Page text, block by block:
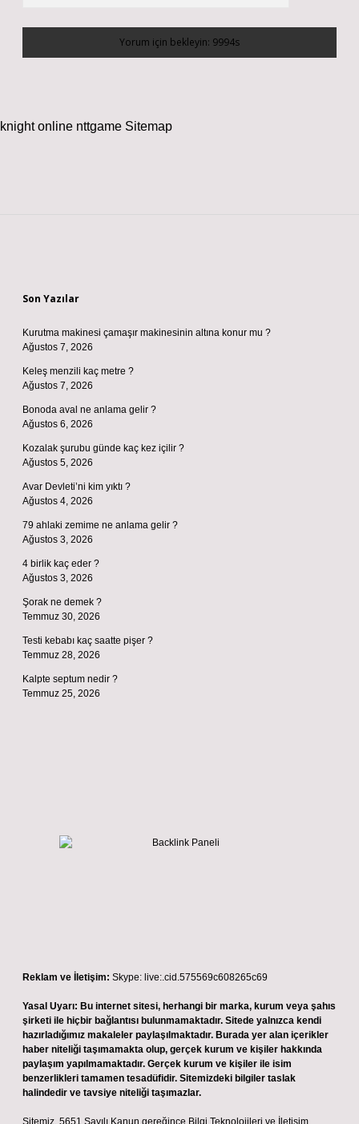
knight online nttgame Sitemap
Son Yazılar
Kurutma makinesi çamaşır makinesinin altına konur mu ?
Ağustos 7, 2026
Keleş menzili kaç metre ?
Ağustos 7, 2026
Bonoda aval ne anlama gelir ?
Ağustos 6, 2026
Kozalak şurubu günde kaç kez içilir ?
Ağustos 5, 2026
Avar Devleti’ni kim yıktı ?
Ağustos 4, 2026
79 ahlaki zemime ne anlama gelir ?
Ağustos 3, 2026
4 birlik kaç eder ?
Ağustos 3, 2026
Şorak ne demek ?
Temmuz 30, 2026
Testi kebabı kaç saatte pişer ?
Temmuz 28, 2026
Kalpte septum nedir ?
Temmuz 25, 2026
Reklam ve İletişim: Skype: live:.cid.575569c608265c69
Yasal Uyarı: Bu internet sitesi, herhangi bir marka, kurum veya şahıs
şirketi ile hiçbir bağlantısı bulunmamaktadır. Sitede yalnızca kendi
hazırladığımız makaleler paylaşılmaktadır. Burada yer alan içerikler
haber niteliği taşımamakta olup, gerçek kurum ve kişiler hakkında
paylaşım yapılmamaktadır. Gerçek kurum ve kişiler ile isim
benzerlikleri tamamen tesadüfidir. Sitemizdeki bilgiler taslak
halindedir ve tavsiye niteliği taşımazlar.
Sitemiz, 5651 Sayılı Kanun gereğince Bilgi Teknolojileri ve İletişim